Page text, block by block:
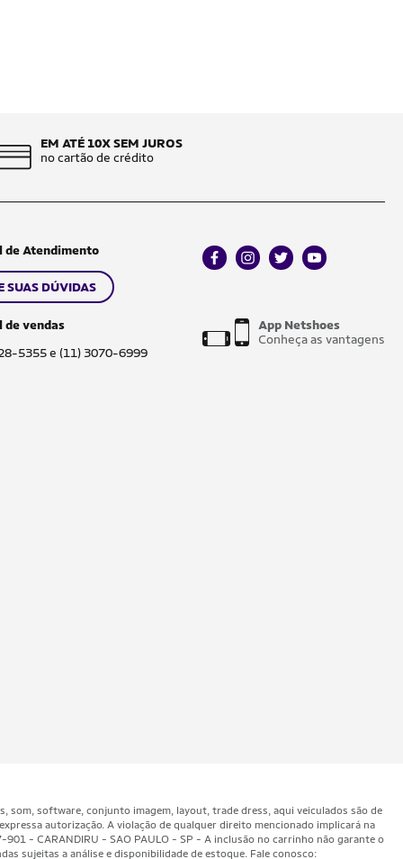
EM ATÉ 10X SEM JUROS
no cartão de crédito
de Atendimento
SUAS DÚVIDAS
de vendas
5355 e (11) 3070-6999
facebookinstagram
twitteryoutube
App Netshoes
Conheça as vantagens
som, software, conjunto imagem, layout, trade dress, aqui veiculados são de
autorização. A violação de qualquer direito mencionado implicará na
- CARANDIRU - SAO PAULO - SP - A inclusão no carrinho não garante o
sujeitas a análise e disponibilidade de estoque. Fale conosco: